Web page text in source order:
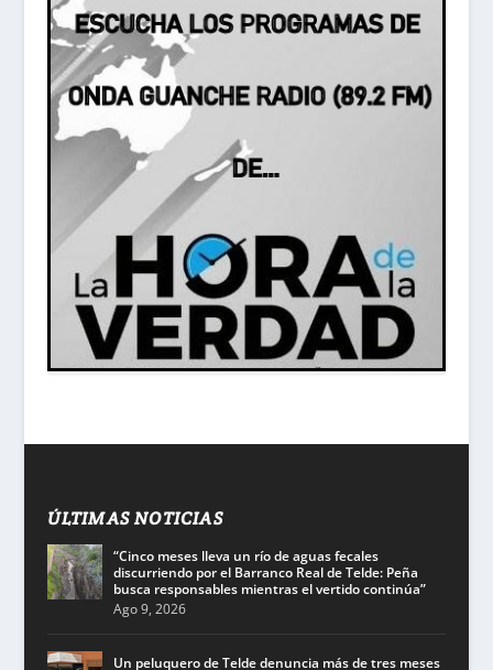
ÚLTIMAS NOTICIAS
“Cinco meses lleva un río de aguas fecales
discurriendo por el Barranco Real de Telde: Peña
busca responsables mientras el vertido continúa”
Ago 9, 2026
Un peluquero de Telde denuncia más de tres meses